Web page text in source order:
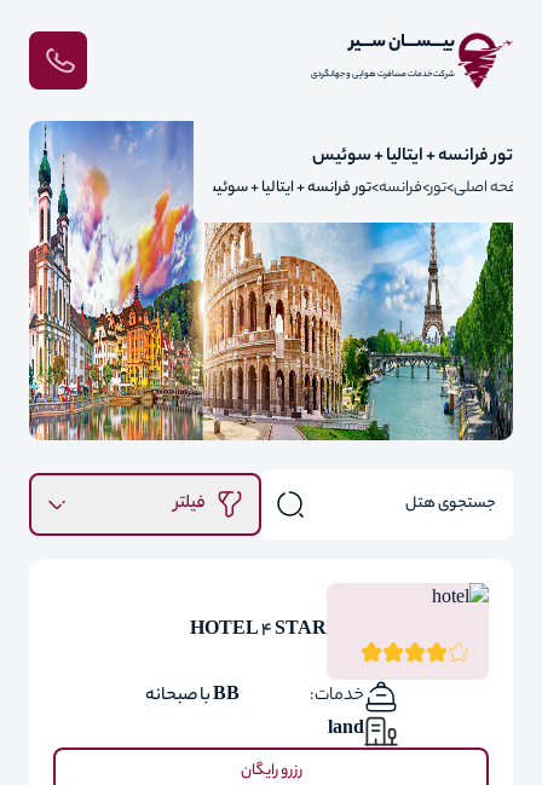
بیـــســـان ســـیر
شرکت خدمات مسافرت هوایی و جهانگردی
تور فرانسه + ایتالیا + سوئیس
صفحه اصلی تور فرانسه تور فرانسه + ایتالیا + سوئیس
فیلتر
HOTEL 4 STAR
خدمات:
BB با صبحانه
land
رزرو رایگان